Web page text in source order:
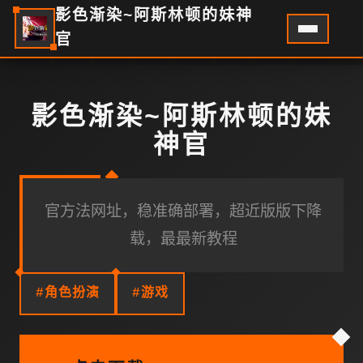
影色渐染~阿斯林顿的妹神
官
影色渐染~阿斯林顿的妹
神官
官方法网址，稳准确部署，超近版版下降
载，最最新教程
#角色扮演 #游戏